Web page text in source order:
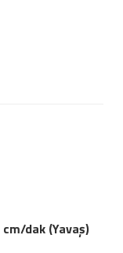
dak (Yavaş)